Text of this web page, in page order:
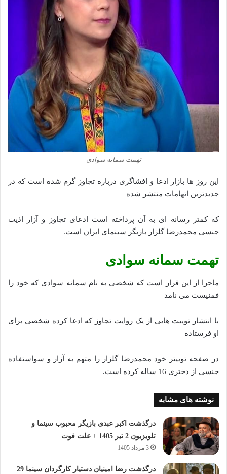
تهمت سمانه سوادی
این روز ها بازار ادعا و افشاگری درباره تجاوز گرم شده است که در
جدیدترین اتهامات منتشر شده
که کمتر رسانه ای به آن پرداخته است ادعای تجاوز و آزار اذیت
جنسی محمدرضا گلزار بازیگر سینمای ایران است.
تهمت سمانه سوادی
ماجرا از این قرار است که شخصی به نام سمانه سوادی که خود را
فمنیست می نامد
با انتشار توییت هایی از یک روایت تجاوز که ادعا کرده شخصی برای
او فرستاده
در صفحه توییتر خود محمدرضا گلزار را متهم به آزار و سواستفاده
جنسی از دختری 16 ساله کرده است.
نوشته های مشابه
درگذشت اکبر عبدی بازیگر محبوب سینما و
تلویزیون 2 تیر 1405 + علت فوت
3 مرداد 1405
درگذشت رضا امینیان دستیار کارگردان سینما 29